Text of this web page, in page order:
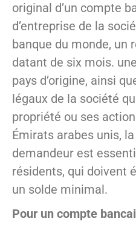
original d’un compte
d’entreprise de la
banque du monde, un
datant de six mois.
pays d’origine, ainsi
légaux de la société
propriété ou ses
Émirats arabes unis,
demandeur est
résidents, qui doivent
un solde minimal.
Pour un compte